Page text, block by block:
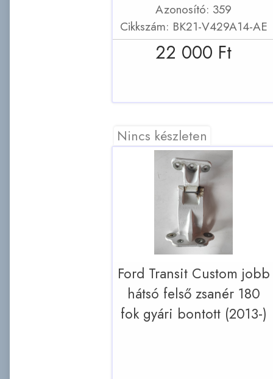
Azonosító: 359
Cikkszám: BK21-V429A14-AE
22 000 Ft
Nincs készleten
Ford Transit Custom jobb
hátsó felső zsanér 180
fok gyári bontott (2013-)